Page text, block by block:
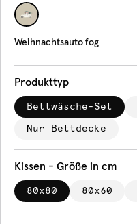
Weihnachtsauto fog
Produkttyp
Bettwäsche-Set
Nur Bettdecke
Kissen - Größe in cm
80x80 80x60